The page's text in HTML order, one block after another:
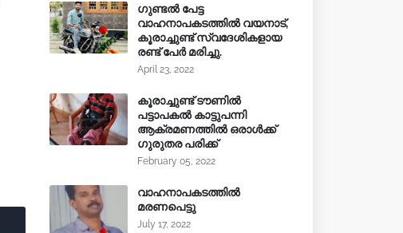
ഗുണ്ടൽ പേട്ട
വാഹനാപകടത്തിൽ വയനാട്,
കൂരാച്ചുണ്ട് സ്വദേശികളായ
രണ്ട് പേർ മരിച്ചു.
April 23, 2022
കൂരാച്ചുണ്ട് ടൗണിൽ
പട്ടാപകൽ കാട്ടുപന്നി
ആക്രമണത്തിൽ ഒരാൾക്ക്
ഗുരുതര പരിക്ക്
February 05, 2022
വാഹനാപകടത്തിൽ
മരണപെട്ടു
July 17, 2022